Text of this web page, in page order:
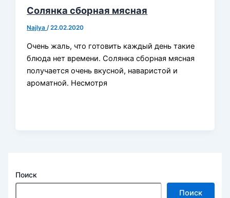
Солянка сборная мясная
Najlya/22.02.2020
Очень жаль, что готовить каждый день такие
блюда нет времени. Солянка сборная мясная
получается очень вкусной, наваристой и
ароматной. Несмотря
Поиск
Поиск